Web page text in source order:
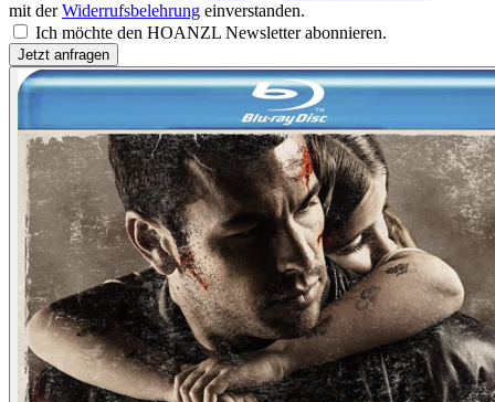
mit derWiderrufsbelehrung einverstanden.
Ich möchte den HOANZL Newsletter abonnieren.